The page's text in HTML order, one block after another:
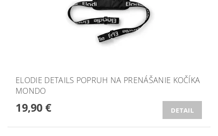
ELODIE DETAILS POPRUH NA PRENÁŠANIE KOČÍKA
MONDO
19,90 € DETAIL